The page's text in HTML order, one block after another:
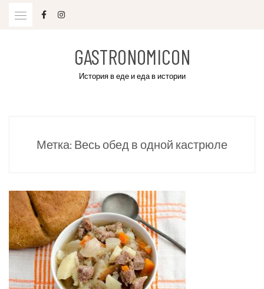
GASTRONOMICON
История в еде и еда в истории
Метка: Весь обед в одной кастрюле